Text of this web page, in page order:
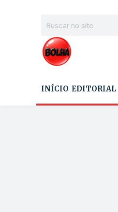
INÍCIO EDITORIAL